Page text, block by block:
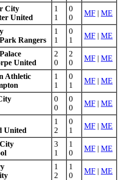
City
United
1
1
0
0
MF | ME
Rangers
1
1
0
1
MF | ME
United
2
0
2
0
MF | ME
Athletic
1
1
0
1
MF | ME
0
0
0
0
MF | ME
United
1
2
0
1
MF | ME
3
1
1
0
MF | ME
1
2
1
0
MF | ME